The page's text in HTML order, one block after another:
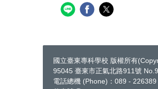
國立臺東專科學校 版權所有
95045 臺東市正氣北路911號
電話總機 (Phone)：089 - 226389